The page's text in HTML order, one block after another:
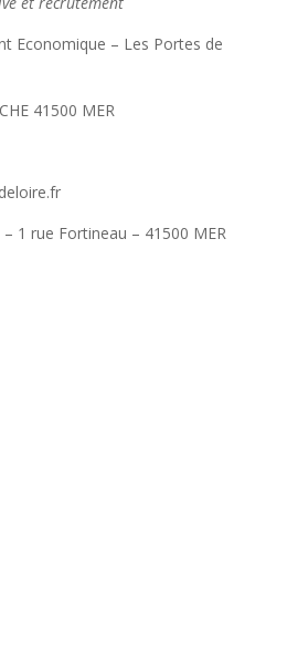
Economique – Les Portes de
41500 MER
1 rue Fortineau – 41500 MER